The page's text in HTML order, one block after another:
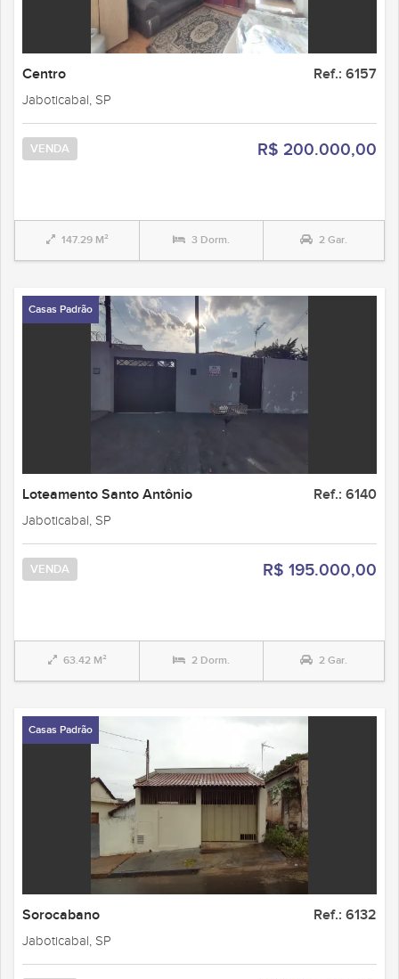
Centro Ref.: 6157
Jaboticabal, SP
VENDA R$ 200.000,00
147.29 M² 3 Dorm. 2 Gar.
Casas Padrão
Loteamento Santo Antônio Ref.: 6140
Jaboticabal, SP
VENDA R$ 195.000,00
63.42 M² 2 Dorm. 2 Gar.
Casas Padrão
Sorocabano Ref.: 6132
Jaboticabal, SP